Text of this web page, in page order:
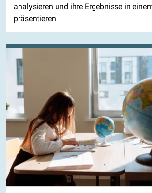
analysieren und ihre Ergebnisse in
präsentieren.